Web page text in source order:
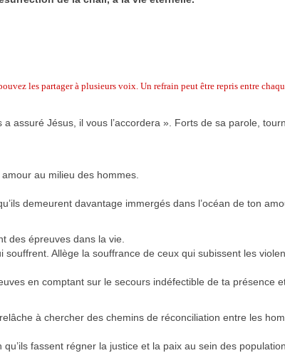
les partager à plusieurs voix. Un refrain peut être repris entre
assuré Jésus, il vous l’accordera ». Forts de sa parole,
au milieu des hommes.
demeurent davantage immergés dans l’océan de ton
des épreuves dans la vie.
Allège la souffrance de ceux qui subissent les
en comptant sur le secours indéfectible de ta présence
à chercher des chemins de réconciliation entre les
fassent régner la justice et la paix au sein des